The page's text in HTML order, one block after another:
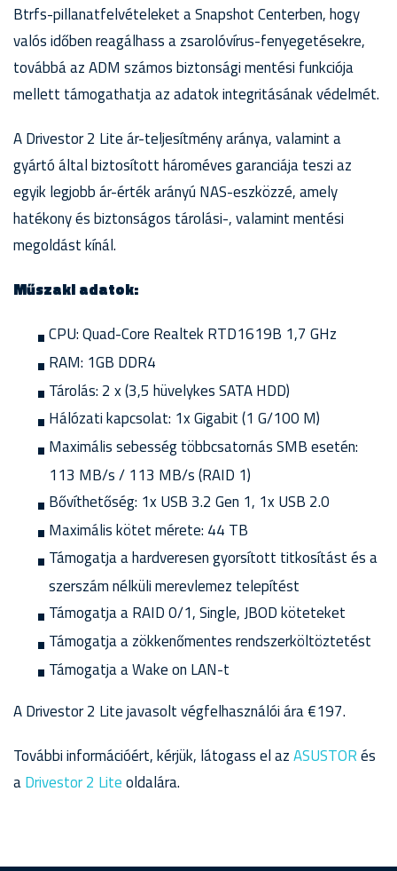
Btrfs-pillanatfelvételeket a Snapshot Centerben, hogy
valós időben reagálhass a zsarolóvírus-fenyegetésekre,
továbbá az ADM számos biztonsági mentési funkciója
mellett támogathatja az adatok integritásának védelmét.
A Drivestor 2 Lite ár-teljesítmény aránya, valamint a
gyártó által biztosított hároméves garanciája teszi az
egyik legjobb ár-érték arányú NAS-eszközzé, amely
hatékony és biztonságos tárolási-, valamint mentési
megoldást kínál.
Műszaki adatok:
CPU: Quad-Core Realtek RTD1619B 1,7 GHz
RAM: 1GB DDR4
Tárolás: 2 x (3,5 hüvelykes SATA HDD)
Hálózati kapcsolat: 1x Gigabit (1 G/100 M)
Maximális sebesség többcsatornás SMB esetén:
113 MB/s / 113 MB/s (RAID 1)
Bővíthetőség: 1x USB 3.2 Gen 1, 1x USB 2.0
Maximális kötet mérete: 44 TB
Támogatja a hardveresen gyorsított titkosítást és a
szerszám nélküli merevlemez telepítést
Támogatja a RAID 0/1, Single, JBOD köteteket
Támogatja a zökkenőmentes rendszerköltöztetést
Támogatja a Wake on LAN-t
A Drivestor 2 Lite javasolt végfelhasználói ára €197.
További információért, kérjük, látogass el azASUSTORés
aDrivestor 2 Liteoldalára.